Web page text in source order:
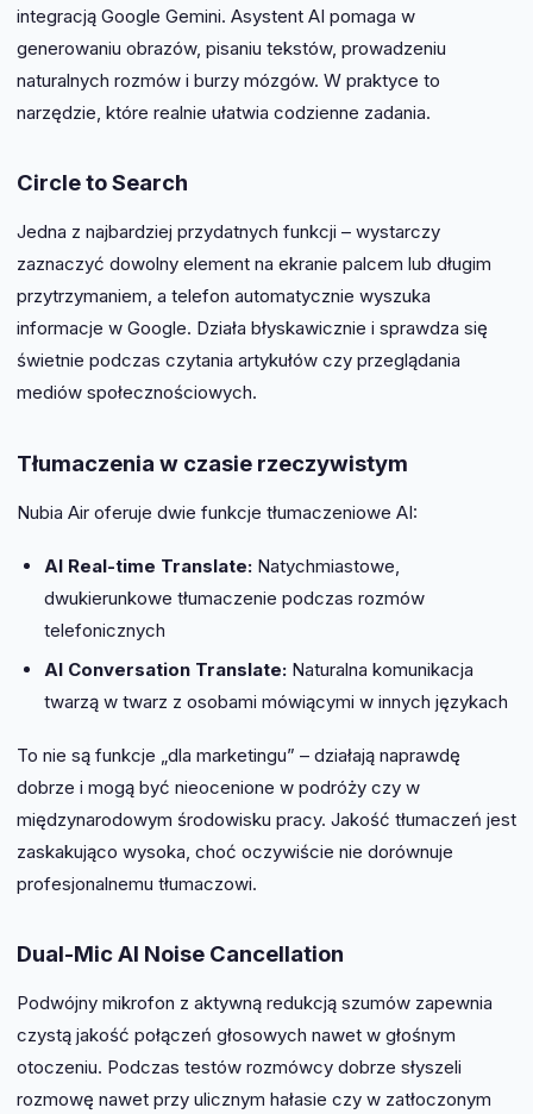
integracją Google Gemini. Asystent AI pomaga w
generowaniu obrazów, pisaniu tekstów, prowadzeniu
naturalnych rozmów i burzy mózgów. W praktyce to
narzędzie, które realnie ułatwia codzienne zadania.
Circle to Search
Jedna z najbardziej przydatnych funkcji – wystarczy
zaznaczyć dowolny element na ekranie palcem lub długim
przytrzymaniem, a telefon automatycznie wyszuka
informacje w Google. Działa błyskawicznie i sprawdza się
świetnie podczas czytania artykułów czy przeglądania
mediów społecznościowych.
Tłumaczenia w czasie rzeczywistym
Nubia Air oferuje dwie funkcje tłumaczeniowe AI:
AI Real-time Translate:Natychmiastowe,
dwukierunkowe tłumaczenie podczas rozmów
telefonicznych
AI Conversation Translate:Naturalna komunikacja
twarzą w twarz z osobami mówiącymi w innych językach
To nie są funkcje „dla marketingu” – działają naprawdę
dobrze i mogą być nieocenione w podróży czy w
międzynarodowym środowisku pracy. Jakość tłumaczeń jest
zaskakująco wysoka, choć oczywiście nie dorównuje
profesjonalnemu tłumaczowi.
Dual-Mic AI Noise Cancellation
Podwójny mikrofon z aktywną redukcją szumów zapewnia
czystą jakość połączeń głosowych nawet w głośnym
otoczeniu. Podczas testów rozmówcy dobrze słyszeli
rozmowę nawet przy ulicznym hałasie czy w zatłoczonym